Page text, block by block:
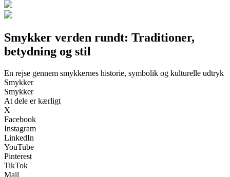
Smykker verden rundt: Traditioner,
betydning og stil
En rejse gennem smykkernes historie, symbolik og kulturelle udtryk
Smykker
Smykker
At dele er kærligt
X
Facebook
Instagram
LinkedIn
YouTube
Pinterest
TikTok
Mail